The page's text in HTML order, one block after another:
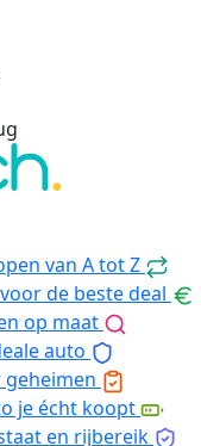
van A tot Z
de beste deal
op maat
auto
je écht koopt
en rijbereik